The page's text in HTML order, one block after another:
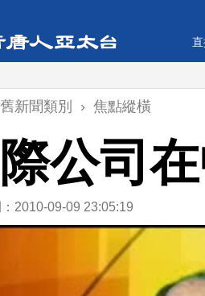
舊新聞類別 › 焦點縱橫
公司
2010-09-09 23:05:19